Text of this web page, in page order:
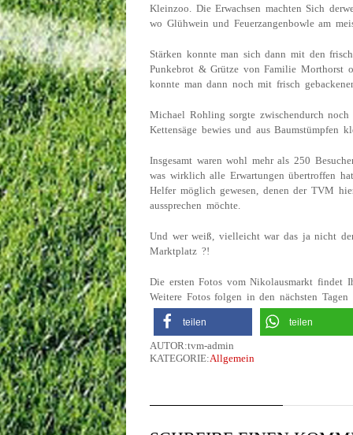
Kleinzoo. Die Erwachsen machten Sich
wo Glühwein und Feuerzangenbowle am
Stärken konnte man sich dann mit den
Punkebrot & Grütze von Familie Morthorst
konnte man dann noch mit frisch
Michael Rohling sorgte zwischendurch
Kettensäge bewies und aus Baumstümpfen
Insgesamt waren wohl mehr als 250
was wirklich alle Erwartungen übertroffen
Helfer möglich gewesen, denen der TVM
aussprechen möchte.
Und wer weiß, vielleicht war das ja nicht
Marktplatz ?!
Die ersten Fotos vom Nikolausmarkt findet
Weitere Fotos folgen in den nächsten Tagen
teilen teilen
AUTOR:tvm-admin
KATEGORIE:Allgemein